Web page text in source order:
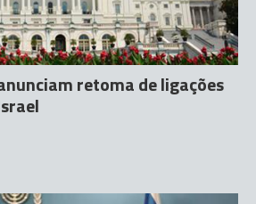
retoma de ligações